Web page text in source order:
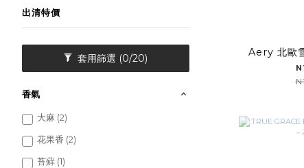
出清特價
套用篩選 (0/20)
香氣
大麻 (2)
花果香 (2)
苔蘚 (1)
Aery 北歐